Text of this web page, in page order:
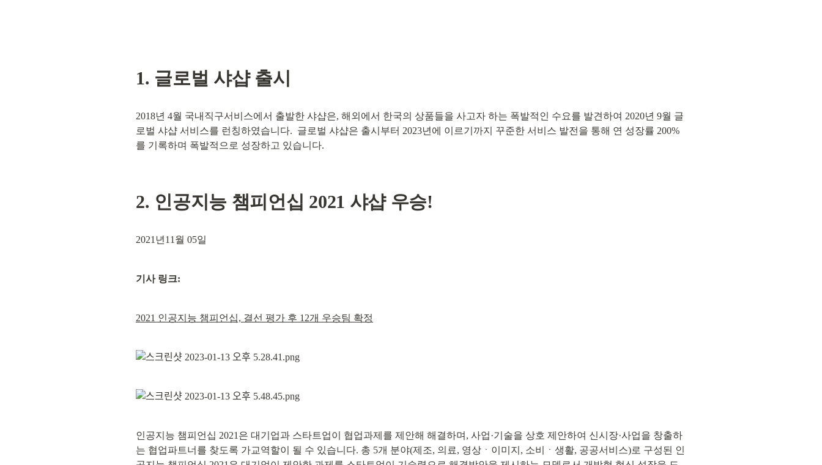
1. 글로벌 샤샵 출시
2018년 4월 국내직구서비스에서 출발한 샤샵은, 해외에서 한국의 상품들을 사고자 하는 폭발적인 수요를 발견하여 2020년 9월 글
로벌 샤샵 서비스를 런칭하였습니다.  글로벌 샤샵은 출시부터 2023년에 이르기까지 꾸준한 서비스 발전을 통해 연 성장률 200%
를 기록하며 폭발적으로 성장하고 있습니다.
2.
2021년11월 05일
기사 링크:
2021 인공지능 챔피언십, 결선 평가 후 12개 우승팀 확정
인공지능 챔피언십 2021은 대기업과 스타트업이 협업과제를 제안해 해결하며, 사업·기술을 상호 제안하여 신시장·사업을 창출하
는 협업파트너를 찾도록 가교역할이 될 수 있습니다. 총 5개 분야(제조, 의료, 영상ㆍ이미지, 소비ㆍ생활, 공공서비스)로 구성된 인